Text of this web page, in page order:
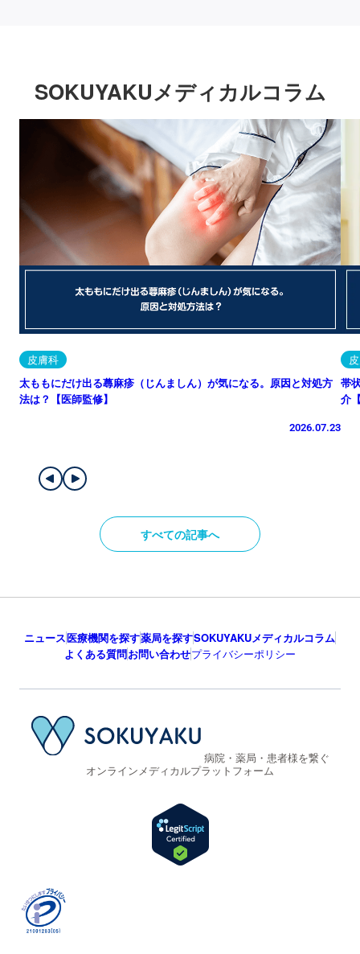
SOKUYAKUメディカルコラム
皮膚科
太ももにだけ出る蕁麻疹（じんましん）が気になる。原因と対処方
法は？【医師監修】
2026.07.23
帯
介
すべての記事へ
ニュース医療機関を探す薬局を探すSOKUYAKUメディカルコラム
よくある質問お問い合わせプライバシーポリシー
病院・薬局・患者様を繋ぐ
オンラインメディカルプラットフォーム